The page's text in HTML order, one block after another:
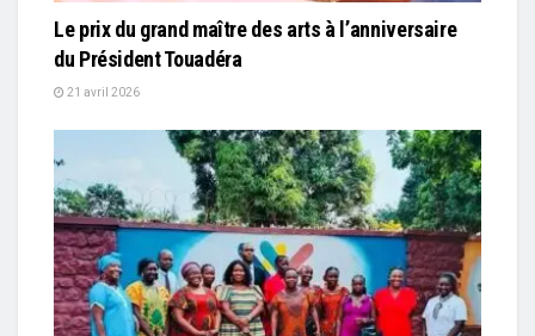
Le prix du grand maître des arts à l’anniversaire
du Président Touadéra
21 avril 2026